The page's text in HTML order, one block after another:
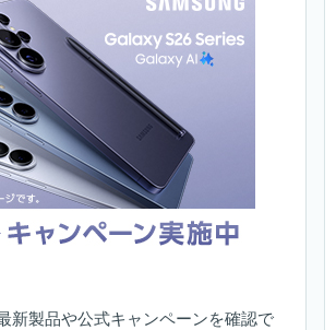
新製品や公式キャンペーンを確認で